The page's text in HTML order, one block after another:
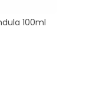
100ml